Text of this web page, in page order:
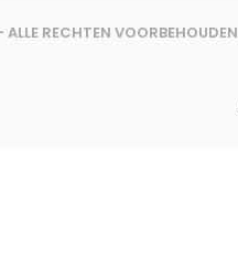
RECHTEN VOORBEHOUDEN